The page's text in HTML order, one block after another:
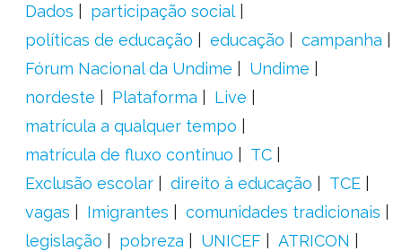
Dados
participação social
políticas de educação
educação
campanha
Fórum Nacional da Undime
Undime
nordeste
Plataforma
Live
matrícula a qualquer tempo
matrícula de fluxo contínuo
TC
Exclusão escolar
direito à educação
TCE
vagas
Imigrantes
comunidades tradicionais
legislação
pobreza UNICEF
ATRICON